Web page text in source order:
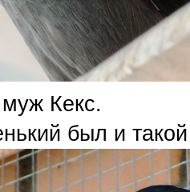
Кекс.
был и